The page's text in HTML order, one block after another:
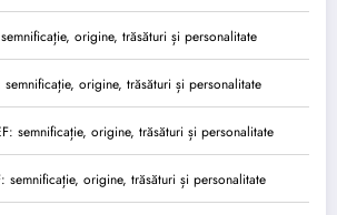
origine, trăsături și personalitate
semnificație, origine, trăsături și personalitate
semnificație, origine, trăsături și personalitate
semnificație, origine, trăsături și personalitate